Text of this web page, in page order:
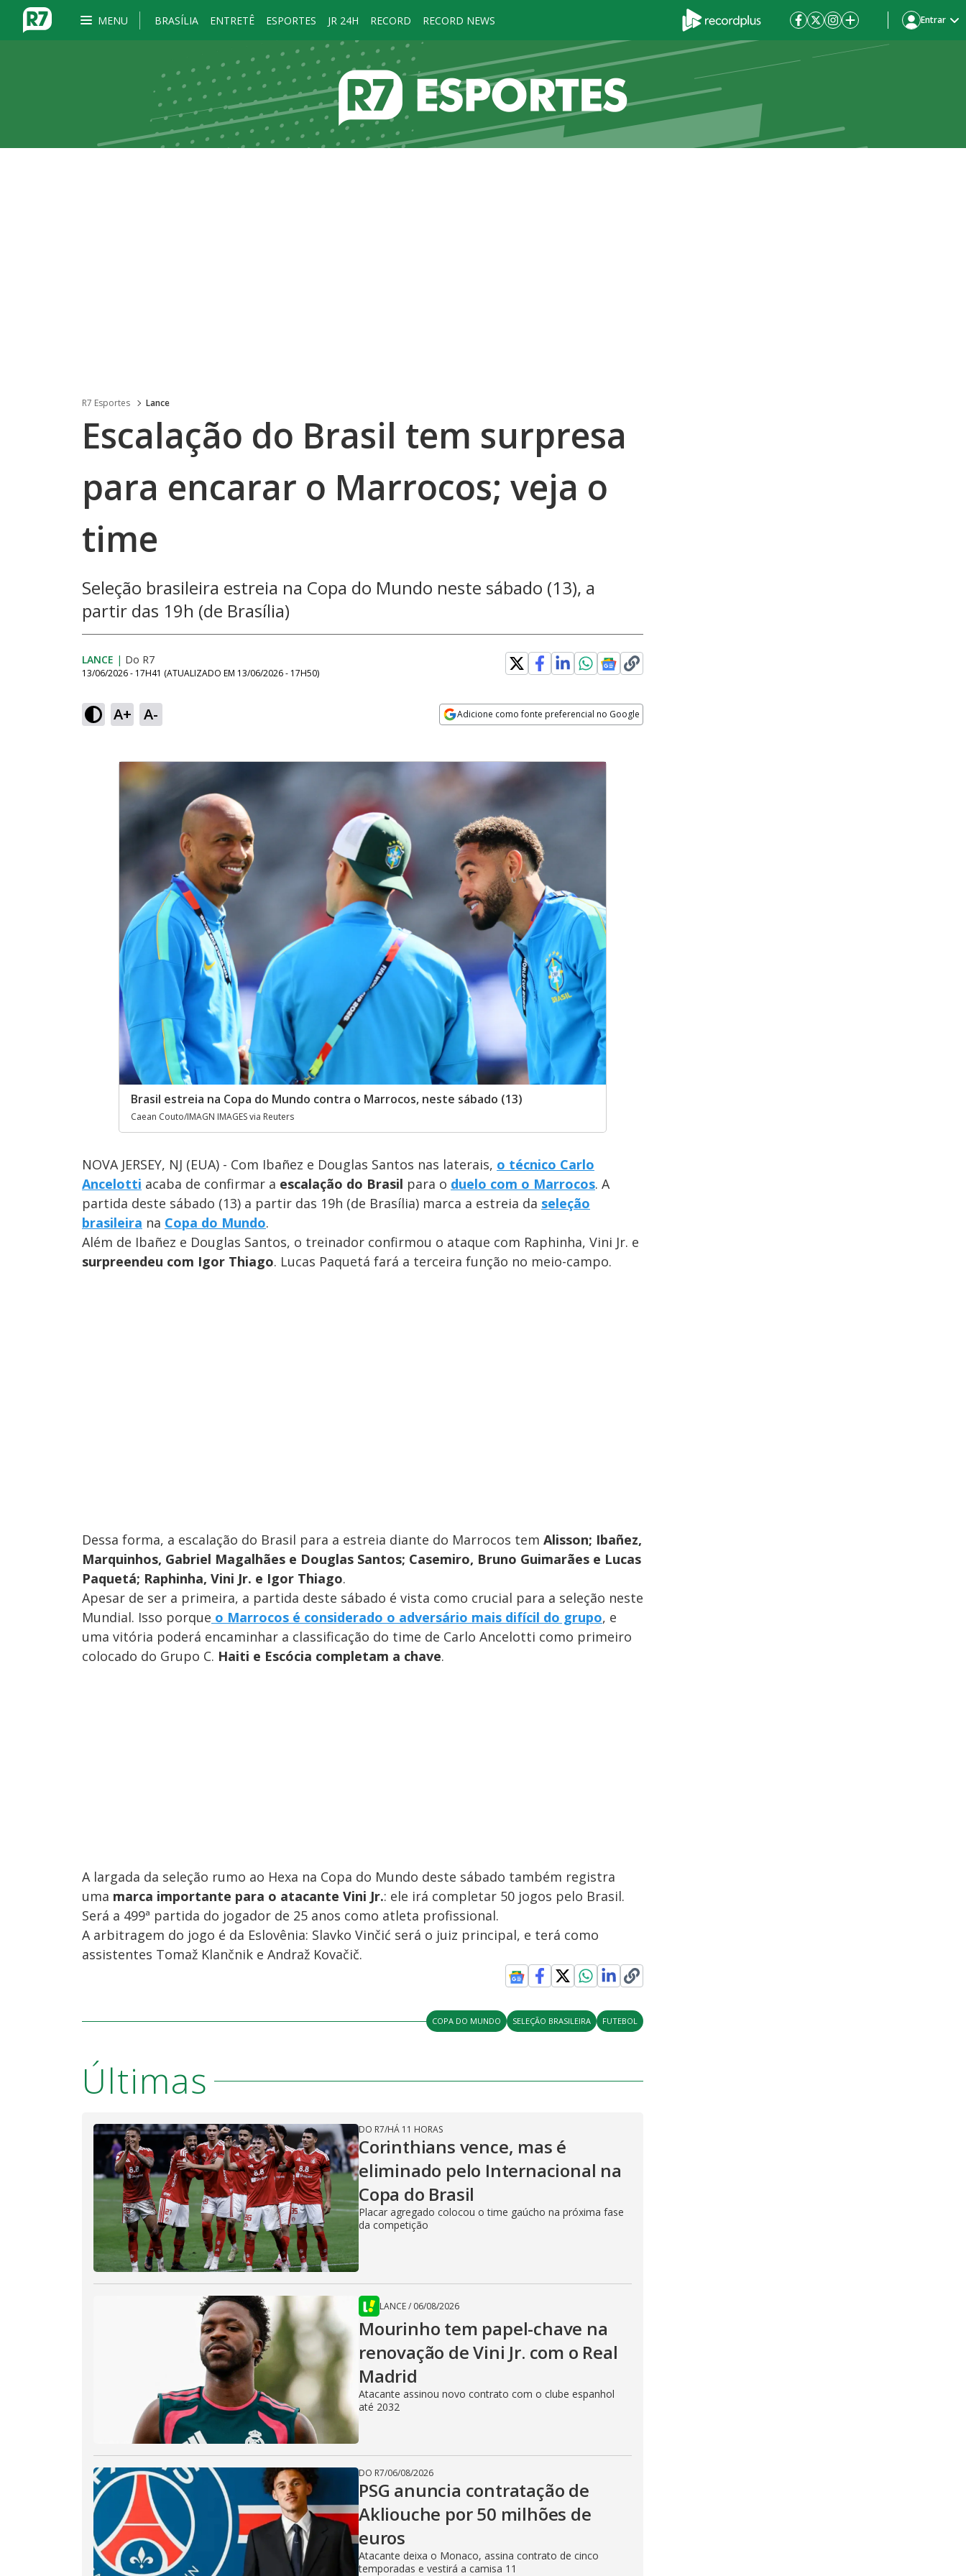
MENU BRASÍLIA ENTRETÊ ESPORTES JR 24H RECORD RECORD NEWS Entrar
R7 Esportes Lance
Escalação do Brasil tem surpresa
para encarar o Marrocos; veja o
time
Seleção brasileira estreia na Copa do Mundo neste sábado (13), a
partir das 19h (de Brasília)
LANCE | Do R7
13/06/2026 - 17H41 (ATUALIZADO EM 13/06/2026 - 17H50)
A+ A- Adicione como fonte preferencial no Google
Brasil estreia na Copa do Mundo contra o Marrocos, neste sábado (13)
Caean Couto/IMAGN IMAGES via Reuters
NOVA JERSEY, NJ (EUA) - Com Ibañez e Douglas Santos nas laterais, o técnico Carlo
Ancelotti acaba de confirmar a escalação do Brasil para o duelo com o Marrocos. A
partida deste sábado (13) a partir das 19h (de Brasília) marca a estreia da seleção
brasileira na Copa do Mundo.
Além de Ibañez e Douglas Santos, o treinador confirmou o ataque com Raphinha, Vini Jr. e
surpreendeu com Igor Thiago. Lucas Paquetá fará a terceira função no meio-campo.
Dessa forma, a escalação do Brasil para a estreia diante do Marrocos tem Alisson; Ibañez,
Marquinhos, Gabriel Magalhães e Douglas Santos; Casemiro, Bruno Guimarães e Lucas
Paquetá; Raphinha, Vini Jr. e Igor Thiago.
Apesar de ser a primeira, a partida deste sábado é vista como crucial para a seleção neste
Mundial. Isso porque o Marrocos é considerado o adversário mais difícil do grupo, e
uma vitória poderá encaminhar a classificação do time de Carlo Ancelotti como primeiro
colocado do Grupo C. Haiti e Escócia completam a chave.
A largada da seleção rumo ao Hexa na Copa do Mundo deste sábado também registra
uma marca importante para o atacante Vini Jr.: ele irá completar 50 jogos pelo Brasil.
Será a 499ª partida do jogador de 25 anos como atleta profissional.
A arbitragem do jogo é da Eslovênia: Slavko Vinčić será o juiz principal, e terá como
assistentes Tomaž Klančnik e Andraž Kovačič.
COPA DO MUNDO SELEÇÃO BRASILEIRA FUTEBOL
Últimas
DO R7/HÁ 11 HORAS
Corinthians vence, mas é
eliminado pelo Internacional na
Copa do Brasil
Placar agregado colocou o time gaúcho na próxima fase
da competição
LANCE/ 06/08/2026
Mourinho tem papel-chave na
renovação de Vini Jr. com o Real
Madrid
Atacante assinou novo contrato com o clube espanhol
até 2032
DO R7/06/08/2026
PSG anuncia contratação de
Akliouche por 50 milhões de
euros
Atacante deixa o Monaco, assina contrato de cinco
temporadas e vestirá a camisa 11